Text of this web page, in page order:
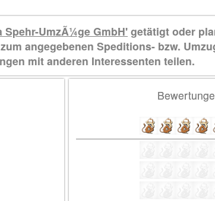
Spehr-UmzÃ¼ge GmbH' getätigt oder
angegebenen Speditions- bzw.
mit anderen Interessenten teilen.